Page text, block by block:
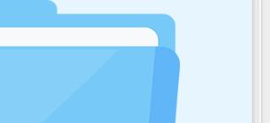
Light 2.2.12.0.0